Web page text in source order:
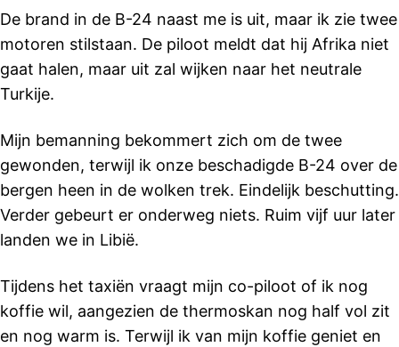
De brand in de B-24 naast me is uit, maar ik zie twee
motoren stilstaan. De piloot meldt dat hij Afrika niet
gaat halen, maar uit zal wijken naar het neutrale
Turkije.
Mijn bemanning bekommert zich om de twee
gewonden, terwijl ik onze beschadigde B-24 over de
bergen heen in de wolken trek. Eindelijk beschutting.
Verder gebeurt er onderweg niets. Ruim vijf uur later
landen we in Libië.
Tijdens het taxiën vraagt mijn co-piloot of ik nog
koffie wil, aangezien de thermoskan nog half vol zit
en nog warm is. Terwijl ik van mijn koffie geniet en